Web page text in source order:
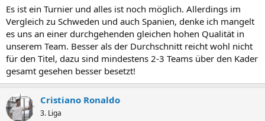
:
Es ist ein Turnier und alles ist noch möglich. Allerdings im
Vergleich zu Schweden und auch Spanien, denke ich mangelt
es uns an einer durchgehenden gleichen hohen Qualität in
unserem Team. Besser als der Durchschnitt reicht wohl nicht
für den Titel, dazu sind mindestens 2-3 Teams über den Kader
gesamt gesehen besser besetzt!
Cristiano Ronaldo
3. Liga